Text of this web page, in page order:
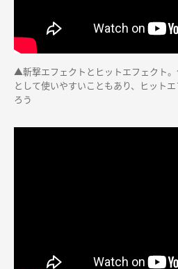
▲斬撃エフェクトとヒットエフェクト
として使いやすいこともあり、ヒット
ろう